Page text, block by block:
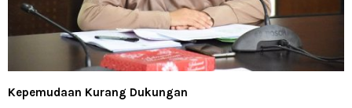
Kepemudaan Kurang Dukungan